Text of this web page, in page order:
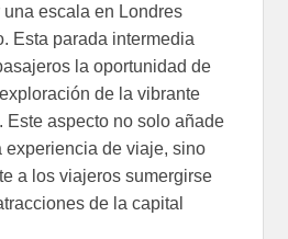
escala en Londres
Esta parada intermedia
la oportunidad de
de la vibrante
Este aspecto no solo añade
experiencia de viaje, sino
a los viajeros sumergirse
de la capital